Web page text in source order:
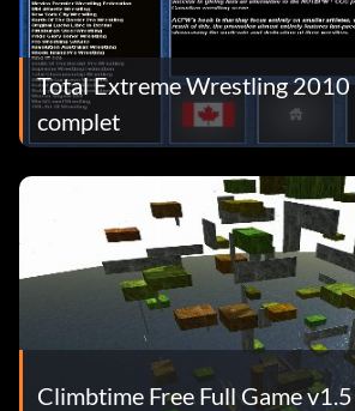
Total Extreme Wrestling 2010
complet
Climbtime Free Full Game v1.5